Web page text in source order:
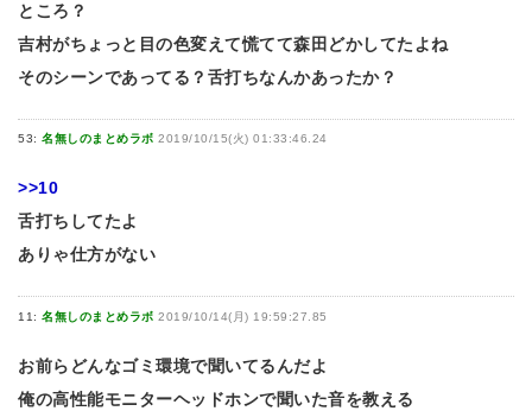
ところ？
吉村がちょっと目の色変えて慌てて森田どかしてたよね
そのシーンであってる？舌打ちなんかあったか？
53: 名無しのまとめラボ 2019/10/15(火) 01:33:46.24
>>10
舌打ちしてたよ
ありゃ仕方がない
11: 名無しのまとめラボ 2019/10/14(月) 19:59:27.85
お前らどんなゴミ環境で聞いてるんだよ
俺の高性能モニターヘッドホンで聞いた音を教える